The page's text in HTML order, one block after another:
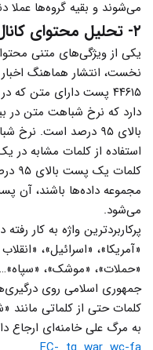
می‌شوند و بقیه گروه‌ها عملا
۲- تحلیل محتوای کانال‌ها
یکی از ویژگی‌های متنی
نخست، انتشار هماهنگ
استفاده از کلمات مشابه
مجموعه داده‌ها باشند، آن
می‌شود.
پرکاربردترین واژه به کار
«آمریکا»، «اسرائیل»،
«حملات»، «موشک»،
جمهوری اسلامی روی
کلمات حتی از کلماتی مانند
به مرگ علی خامنه‌ای ارجاع